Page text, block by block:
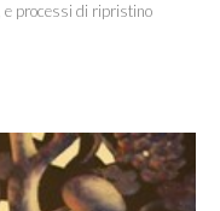
e processi di ripristino